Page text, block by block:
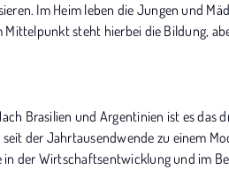
Im Heim leben die Jungen und
steht hierbei die Bildung,
Brasilien und Argentinien ist es das
der Jahrtausendwende zu einem
der Wirtschaftsentwicklung und im